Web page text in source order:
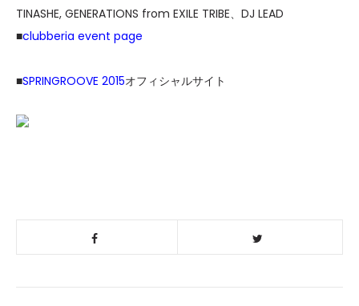
TINASHE, GENERATIONS from EXILE TRIBE、DJ LEAD
■clubberia event page
■SPRINGROOVE 2015オフィシャルサイト